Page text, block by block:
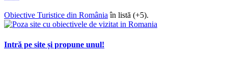
Obiective Turistice din Româniaîn listă (+5).